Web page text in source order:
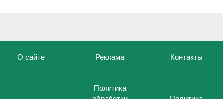
О сайте Реклама Контакты
Политика